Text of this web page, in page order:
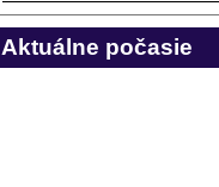
Aktuálne počasie